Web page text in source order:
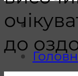
до